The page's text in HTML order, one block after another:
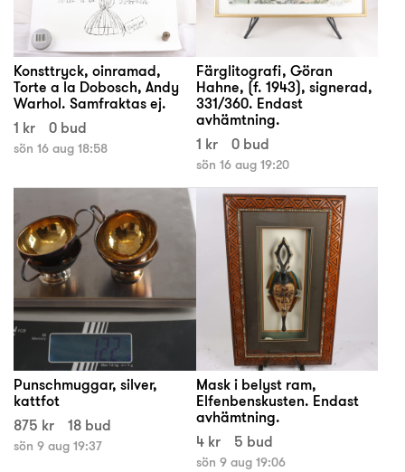
Konsttryck, oinramad,
Torte a la Dobosch, Andy
Warhol. Samfraktas ej.
1 kr
0 bud
sön 16 aug 18:58
Färglitografi, Göran
Hahne, (f. 1943), signerad,
331/360. Endast
avhämtning.
1 kr
0 bud
sön 16 aug 19:20
Punschmuggar, silver,
kattfot
875 kr
18 bud
sön 9 aug 19:37
Mask i belyst ram,
Elfenbenskusten. Endast
avhämtning.
4 kr
5 bud
sön 9 aug 19:06